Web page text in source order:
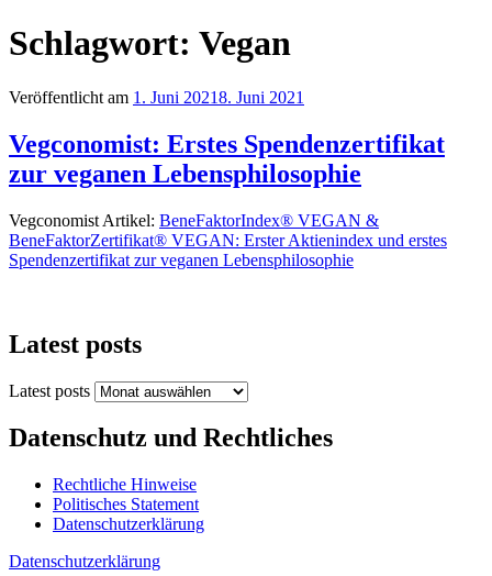
Schlagwort: Vegan
Veröffentlicht am 1. Juni 20218. Juni 2021
Vegconomist: Erstes Spendenzertifikat
zur veganen Lebensphilosophie
Vegconomist Artikel: BeneFaktorIndex® VEGAN &
BeneFaktorZertifikat® VEGAN: Erster Aktienindex und erstes
Spendenzertifikat zur veganen Lebensphilosophie
Latest posts
Latest posts
Datenschutz und Rechtliches
Rechtliche Hinweise
Politisches Statement
Datenschutzerklärung
Datenschutzerklärung